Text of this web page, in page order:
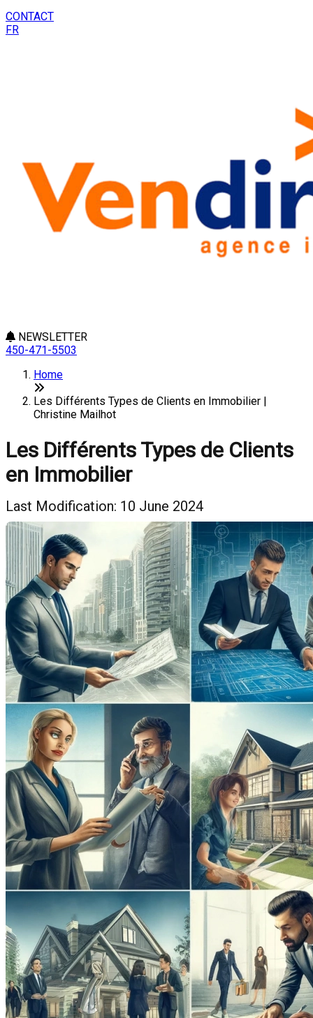
CONTACT
FR
NEWSLETTER
450-471-5503
Home
Les Différents Types de Clients en Immobilier |
Christine Mailhot
Les Différents Types de Clients
en Immobilier
Last Modification: 10 June 2024